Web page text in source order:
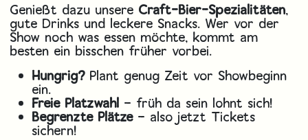
Genießt dazu unsere Craft-Bier-Spezialitäten,
gute Drinks und leckere Snacks. Wer vor der
Show noch was essen möchte, kommt am
besten ein bisschen früher vorbei.
Hungrig? Plant genug Zeit vor Showbeginn
ein.
Freie Platzwahl – früh da sein lohnt sich!
Begrenzte Plätze – also jetzt Tickets
sichern!